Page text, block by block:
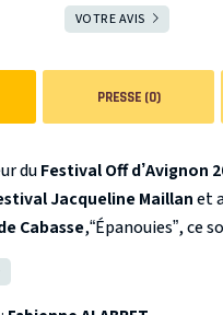
VOTRE AVIS
PRESSE (0)
duFestival Off d’Avignon
Jacqueline Maillanet
Cabasse,“Épanouies”, ce
de femmes, un brin
touchantes : Jackie